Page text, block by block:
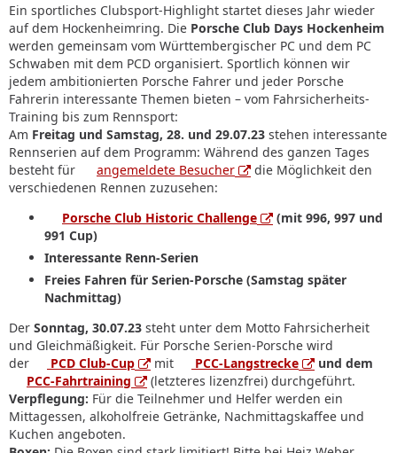
Ein sportliches Clubsport-Highlight startet dieses Jahr wieder
auf dem Hockenheim­ring. Die Porsche Club Days Hockenheim
werden gemeinsam vom Württembergischer PC und dem PC
Schwaben mit dem PCD organisiert. Sportlich können wir
jedem ambitionierten Porsche Fahrer und jeder Porsche
Fahrerin interessante Themen bieten – vom Fahrsicherheits-
Training bis zum Rennsport:
Am Freitag und Samstag, 28. und 29.07.23 stehen interessante
Rennserien auf dem Programm: Während des ganzen Tages
besteht für
angemeldete Besucher
die Möglichkeit den
verschiedenen Rennen zuzusehen:
Porsche Club Historic Challenge
(mit 996, 997 und
991 Cup)
Interessante Renn-Serien
Freies Fahren für Serien-Porsche (Samstag später
Nachmittag)
Der Sonntag, 30.07.23 steht unter dem Motto Fahrsicherheit
und Gleichmäßigkeit. Für Porsche Serien-Porsche wird
der
PCD Club-Cup mit PCC-Langstrecke
und dem
PCC-Fahrtraining
(letzteres lizenzfrei) durchgeführt.
Verpflegung: Für die Teilnehmer und Helfer werden ein
Mittagessen, alkoholfreie Getränke, Nachmittagskaffee und
Kuchen angeboten.